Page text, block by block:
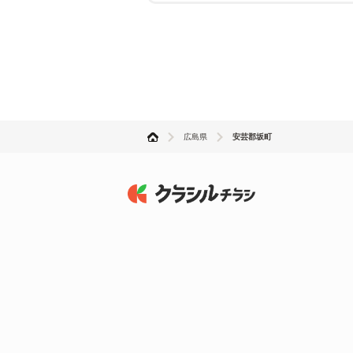
広島県 安芸郡坂町